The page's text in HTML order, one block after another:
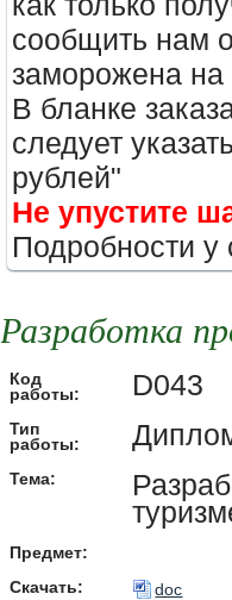
сообщить нам
заморожена
В бланке
следует
рублей"
Не упустите
Подробности
Разработка
Код
работы:
D043
Тип
работы:
Тема:
Предмет:
Скачать:
doc